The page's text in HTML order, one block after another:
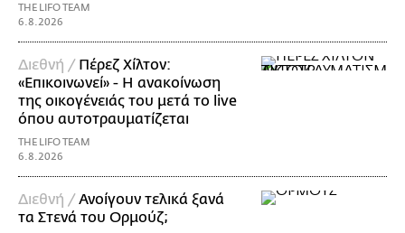
THE LIFO TEAM
6.8.2026
Διεθνή / Πέρεζ Χίλτον:
«Επικοινωνεί» - Η ανακοίνωση
της οικογένειάς του μετά το live
όπου αυτοτραυματίζεται
THE LIFO TEAM
6.8.2026
Διεθνή /Ανοίγουν τελικά ξανά
τα Στενά του Ορμούζ;